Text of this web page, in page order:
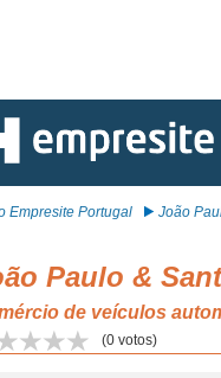
Empresite Portugal João
Paulo &
de veículos
(0 votos)